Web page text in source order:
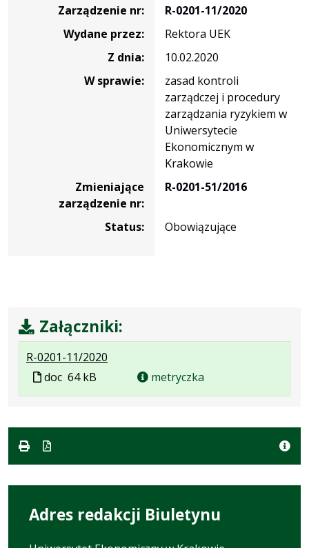
Zarządzenie nr:
R-0201-11/2020
Wydane przez:
Rektora UEK
Z dnia:
10.02.2020
W sprawie:
zasad kontroli
zarządczej i procedury
zarządzania ryzykiem w
Uniwersytecie
Ekonomicznym w
Krakowie
Zmieniające
zarządzenie nr:
R-0201-51/2016
Status: Obowiązujące
Załączniki:
R-0201-11/2020
Rozmiar
Plik
w
doc 64 kB metryczka
Adres redakcji Biuletynu